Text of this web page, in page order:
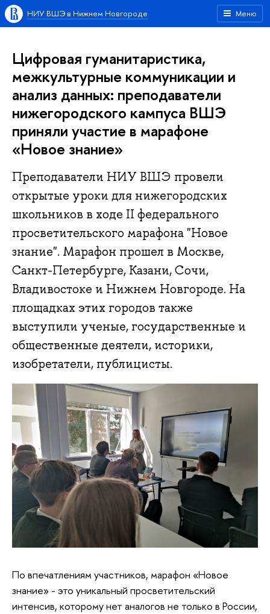
Меню
НИУ ВШЭ в Нижнем Новгороде
Цифровая гуманитаристика,
межкультурные коммуникации и
анализ данных: преподаватели
нижегородского кампуса ВШЭ
приняли участие в марафоне
«Новое знание»
Преподаватели НИУ ВШЭ провели
открытые уроки для нижегородских
школьников в ходе II федерального
просветительского марафона "Новое
знание". Марафон прошел в Москве,
Санкт-Петербурге, Казани, Сочи,
Владивостоке и Нижнем Новгороде. На
площадках этих городов также
выступили ученые, государственные и
общественные деятели, историки,
изобретатели, публицисты.
По впечатлениям участников, марафон «Новое
знание» - это уникальный просветительский
интенсив, которому нет аналогов не только в России,